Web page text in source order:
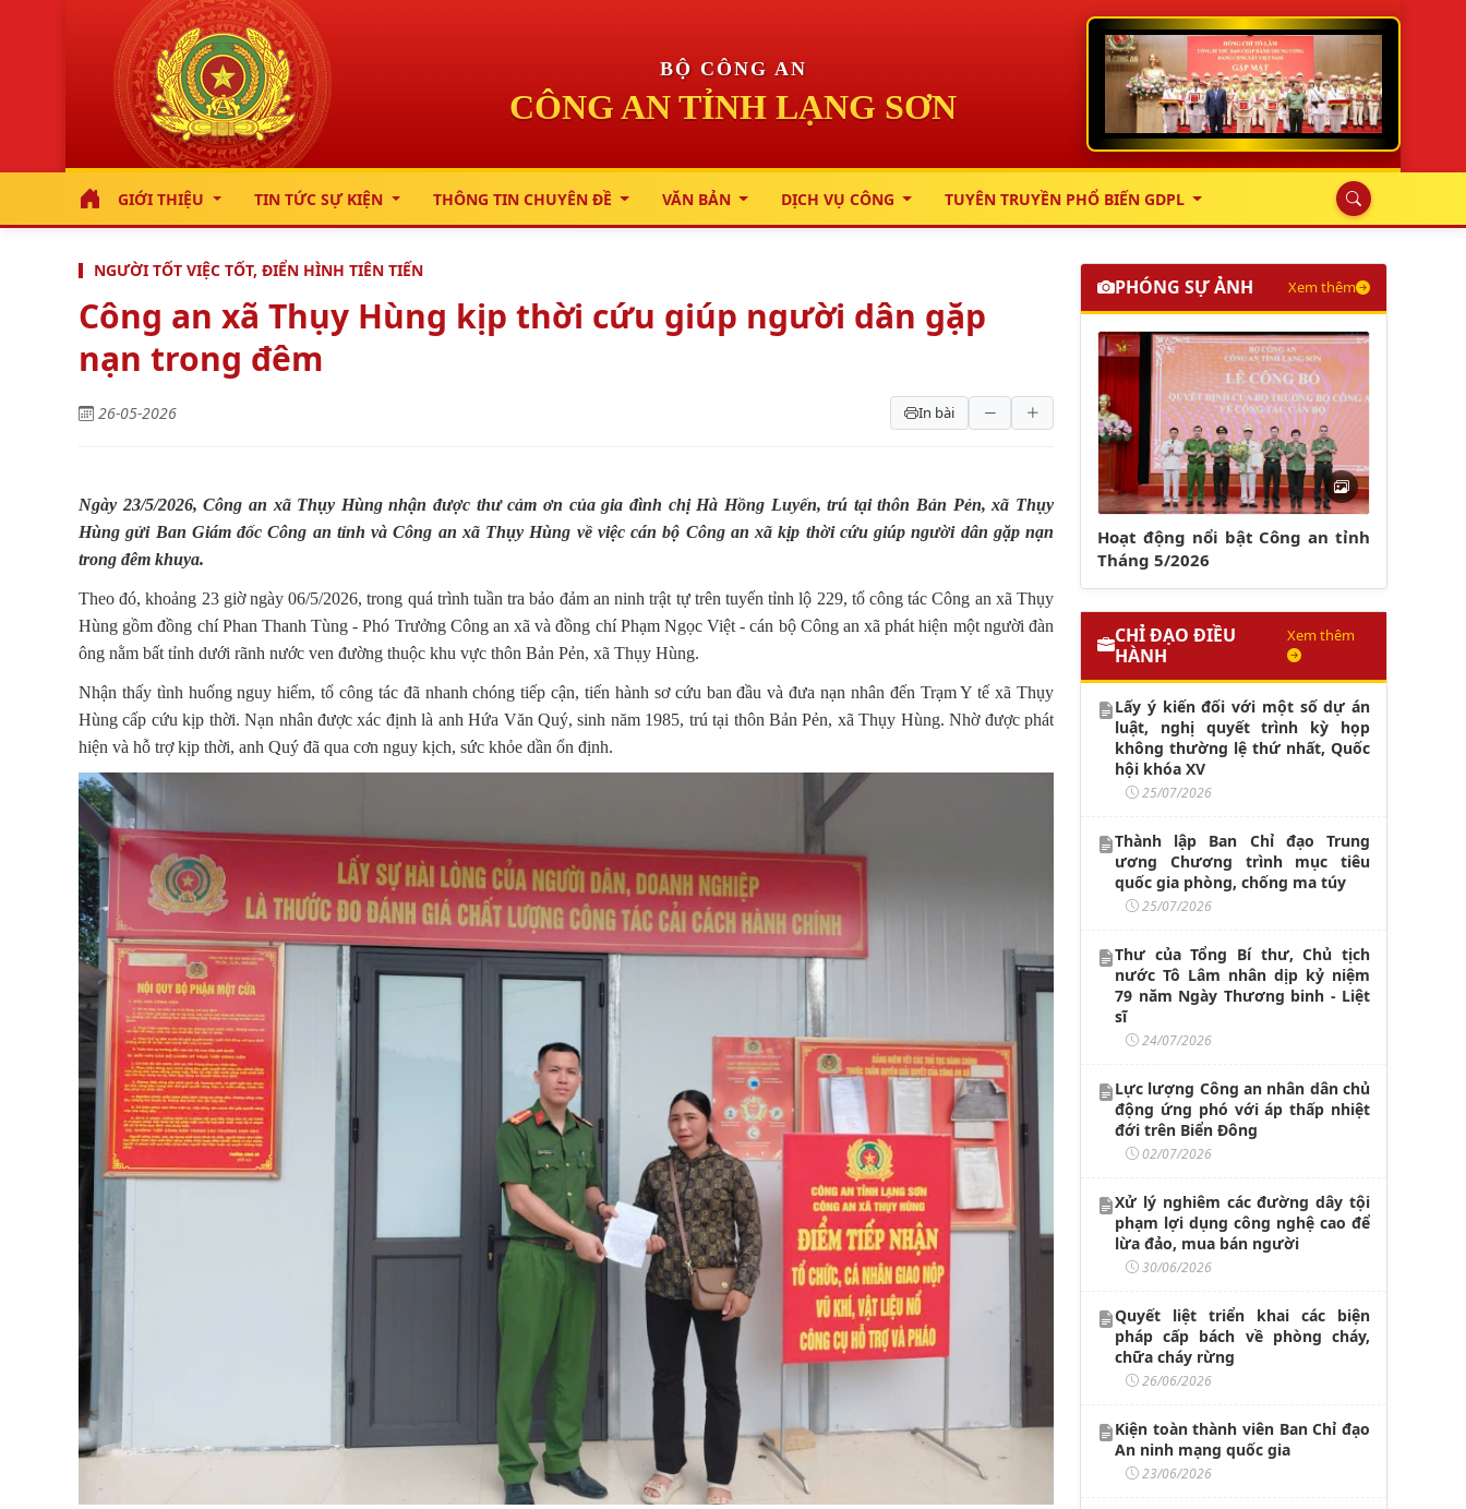
BỘ CÔNG AN
CÔNG AN TỈNH LẠNG SƠN
GIỚI THIỆU TIN TỨC SỰ KIỆN THÔNG TIN CHUYÊN ĐỀ VĂN BẢN DỊCH VỤ CÔNG TUYÊN TRUYỀN PHỔ BIẾN GDPL
NGƯỜI TỐT VIỆC TỐT, ĐIỂN HÌNH TIÊN TIẾN
Công an xã Thụy Hùng kịp thời cứu giúp người dân gặp
nạn trong đêm
26-05-2026 In bài
Ngày 23/5/2026, Công an xã Thụy Hùng nhận được thư cảm ơn của gia đình chị Hà Hồng Luyến, trú tại thôn Bản Pẻn, xã Thụy
Hùng gửi Ban Giám đốc Công an tỉnh và Công an xã Thụy Hùng về việc cán bộ Công an xã kịp thời cứu giúp người dân gặp nạn
trong đêm khuya.
Theo đó, khoảng 23 giờ ngày 06/5/2026, trong quá trình tuần tra bảo đảm an ninh trật tự trên tuyến tỉnh lộ 229, tổ công tác Công an xã Thụy
Hùng gồm đồng chí Phan Thanh Tùng - Phó Trưởng Công an xã và đồng chí Phạm Ngọc Việt - cán bộ Công an xã phát hiện một người đàn
ông nằm bất tỉnh dưới rãnh nước ven đường thuộc khu vực thôn Bản Pẻn, xã Thụy Hùng.
Nhận thấy tình huống nguy hiểm, tổ công tác đã nhanh chóng tiếp cận, tiến hành sơ cứu ban đầu và đưa nạn nhân đến Trạm Y tế xã Thụy
Hùng cấp cứu kịp thời. Nạn nhân được xác định là anh Hứa Văn Quý, sinh năm 1985, trú tại thôn Bản Pẻn, xã Thụy Hùng. Nhờ được phát
hiện và hỗ trợ kịp thời, anh Quý đã qua cơn nguy kịch, sức khỏe dần ổn định.
PHÓNG SỰ ẢNH Xem thêm
Hoạt động nổi bật Công an tỉnh
Tháng 5/2026
CHỈ ĐẠO ĐIỀU
HÀNH
Xem thêm
Lấy ý kiến đối với một số dự án
luật, nghị quyết trình kỳ họp
không thường lệ thứ nhất, Quốc
hội khóa XV
25/07/2026
Thành lập Ban Chỉ đạo Trung
ương Chương trình mục tiêu
quốc gia phòng, chống ma túy
25/07/2026
Thư của Tổng Bí thư, Chủ tịch
nước Tô Lâm nhân dịp kỷ niệm
79 năm Ngày Thương binh - Liệt
sĩ
24/07/2026
Lực lượng Công an nhân dân chủ
động ứng phó với áp thấp nhiệt
đới trên Biển Đông
02/07/2026
Xử lý nghiêm các đường dây tội
phạm lợi dụng công nghệ cao để
lừa đảo, mua bán người
30/06/2026
Quyết liệt triển khai các biện
pháp cấp bách về phòng cháy,
chữa cháy rừng
26/06/2026
Kiện toàn thành viên Ban Chỉ đạo
An ninh mạng quốc gia
23/06/2026